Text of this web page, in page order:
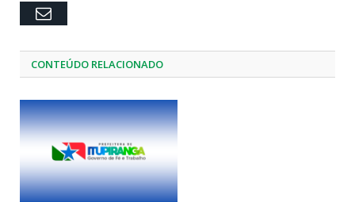
Email
CONTEÚDO RELACIONADO